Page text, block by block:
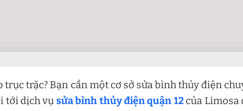
trục trặc? Bạn cần một cơ sở sửa bình thủy điện
tới dịch vụ sửa bình thủy điện quận 12 của Limosa